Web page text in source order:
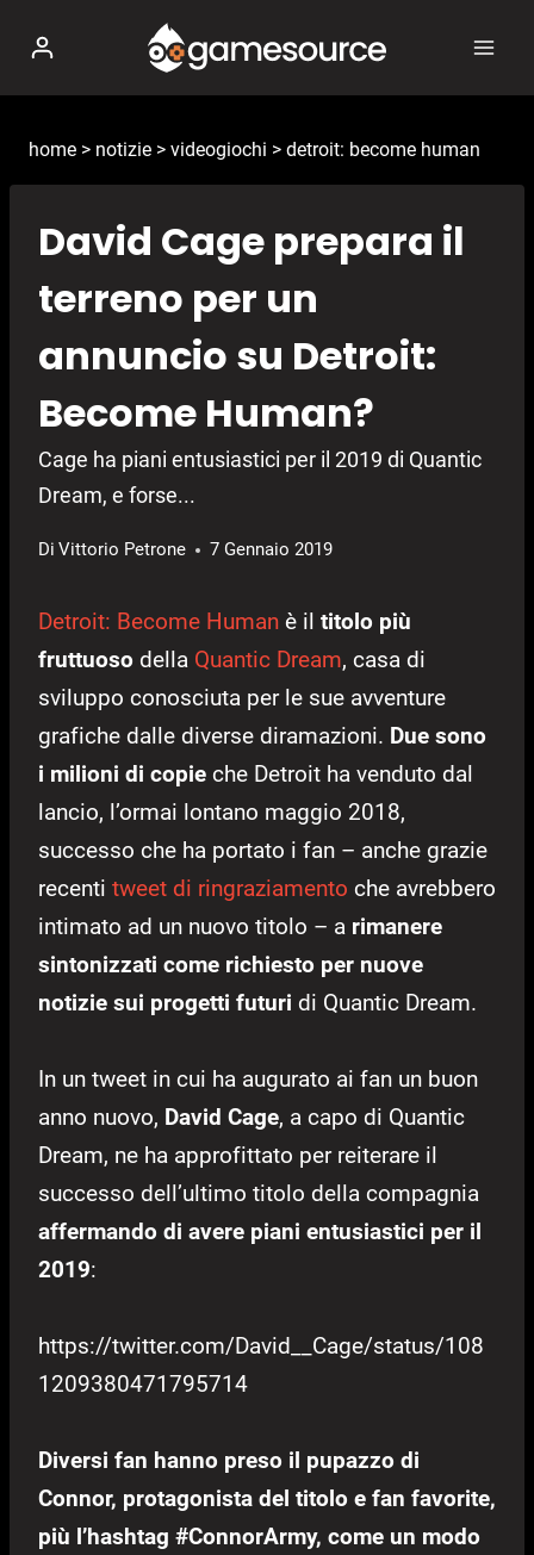
contenuto
home > notizie > videogiochi > detroit: become human
David Cage prepara il
terreno per un
annuncio su Detroit:
Become Human?
Cage ha piani entusiastici per il 2019 di Quantic
Dream, e forse...
Di Vittorio Petrone 7 Gennaio 2019
Detroit: Become Human è il titolo più
fruttuoso della Quantic Dream, casa di
sviluppo conosciuta per le sue avventure
grafiche dalle diverse diramazioni. Due sono
i milioni di copie che Detroit ha venduto dal
lancio, l’ormai lontano maggio 2018,
successo che ha portato i fan – anche grazie
recenti tweet di ringraziamento che avrebbero
intimato ad un nuovo titolo – a rimanere
sintonizzati come richiesto per nuove
notizie sui progetti futuri di Quantic Dream.
In un tweet in cui ha augurato ai fan un buon
anno nuovo, David Cage, a capo di Quantic
Dream, ne ha approfittato per reiterare il
successo dell’ultimo titolo della compagnia
affermando di avere piani entusiastici per il
2019:
https://twitter.com/David__Cage/status/108
1209380471795714
Diversi fan hanno preso il pupazzo di
Connor, protagonista del titolo e fan favorite,
più l’hashtag #ConnorArmy, come un modo